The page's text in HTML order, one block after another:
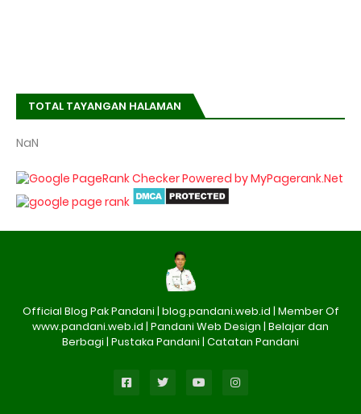
TOTAL TAYANGAN HALAMAN
NaN
Official Blog Pak Pandani | blog.pandani.web.id | Member Of
www.pandani.web.id | Pandani Web Design | Belajar dan
Berbagi | Pustaka Pandani | Catatan Pandani